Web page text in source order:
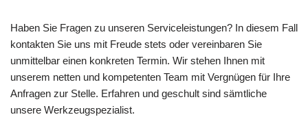
Haben Sie Fragen zu unseren Serviceleistungen? In diesem Fall
kontakten Sie uns mit Freude stets oder vereinbaren Sie
unmittelbar einen konkreten Termin. Wir stehen Ihnen mit
unserem netten und kompetenten Team mit Vergnügen für Ihre
Anfragen zur Stelle. Erfahren und geschult sind sämtliche
unsere Werkzeugspezialist.